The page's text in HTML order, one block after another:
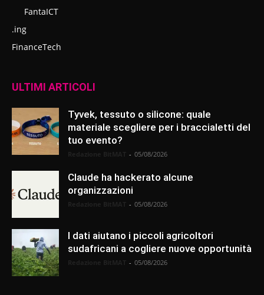
FantaICT
.ing
FinanceTech
ULTIMI ARTICOLI
Tyvek, tessuto o silicone: quale
materiale scegliere per i braccialetti del
tuo evento?
- 05/08/2026
Claude ha hackerato alcune
organizzazioni
- 05/08/2026
I dati aiutano i piccoli agricoltori
sudafricani a cogliere nuove opportunità
- 05/08/2026